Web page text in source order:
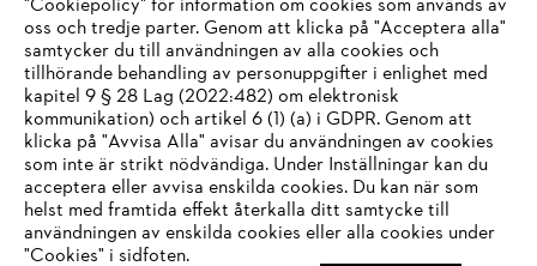
Service
Allmänna villkor och bestämmelser
Integritetspolicy
IHR BROWSER WIRD NICHT
UNTERSTÜTZT
Sie nutzen einen Browser, den wir noch nicht unterstützen. Für
eine optimale Nutzung unserer Seite empfehlen wir Ihnen, zu
einem der folgenden Browser zu wechseln:
"Cookiepolicy" för information om cookies som används av
oss och tredje parter. Genom att klicka på "Acceptera alla"
samtycker du till användningen av alla cookies och
tillhörande behandling av personuppgifter i enlighet med
kapitel 9 § 28 Lag (2022:482) om elektronisk
kommunikation) och artikel 6 (1) (a) i GDPR. Genom att
klicka på "Avvisa Alla" avisar du användningen av cookies
som inte är strikt nödvändiga. Under Inställningar kan du
acceptera eller avvisa enskilda cookies. Du kan när som
helst med framtida effekt återkalla ditt samtycke till
användningen av enskilda cookies eller alla cookies under
"Cookies" i sidfoten.